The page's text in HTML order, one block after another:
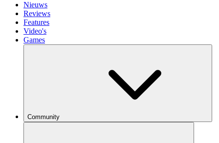
Nieuws
Reviews
Features
Video's
Games
Community